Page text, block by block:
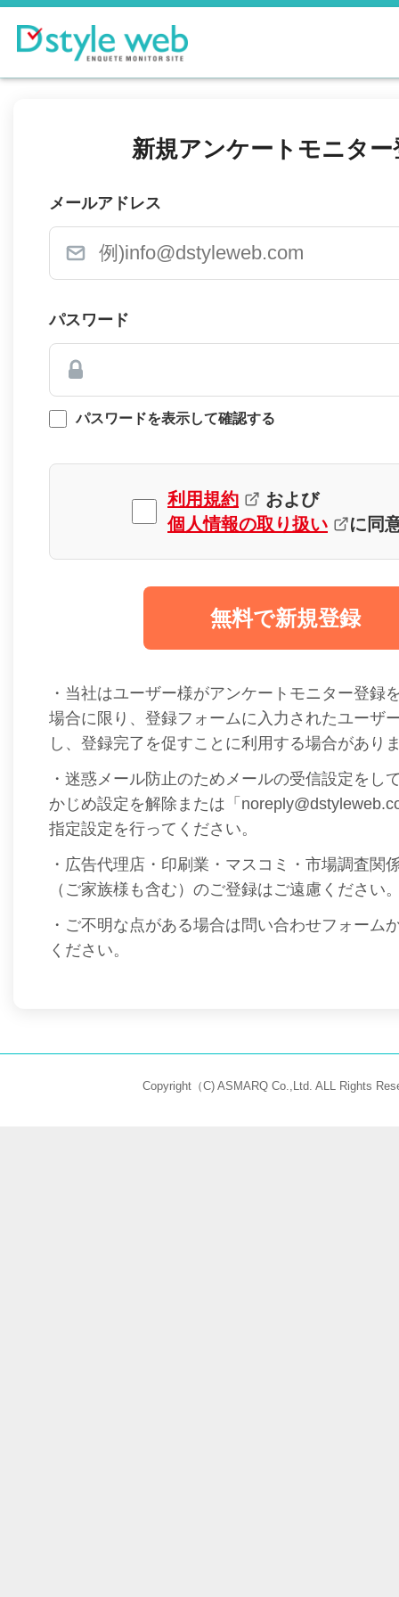
新規アンケートモニター
メールアドレス
パスワード
パスワードを表示して確認する
利用規約
および
個人情報の取り扱い
に同
無料で新規登録
・当社はユーザー様がアンケートモニター登録
場合に限り、登録フォームに入力されたユーザ
し、登録完了を促すことに利用する場合があり
・迷惑メール防止のためメールの受信設定をし
かじめ設定を解除または「
指定設定を行ってください。
・広告代理店・印刷業・マスコミ・市場調査関
（ご家族様も含む）のご登録はご遠慮ください
・ご不明な点がある場合は問い合わせフォーム
ください。
Copyright（C) ASMARQ Co.,Ltd. ALL Rights